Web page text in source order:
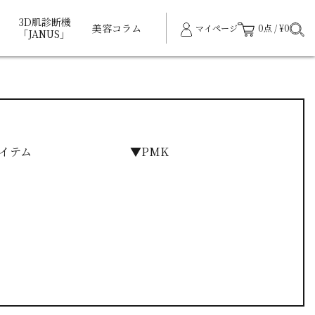
3D肌診断機
「JANUS」
美容コラム マイページ 0点 / ¥0
テム ▼PMK